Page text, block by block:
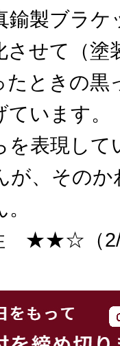
鍮製ブラケ
させて（塗
たときの黒
います。
を表現して
が、その
性 ★★☆（